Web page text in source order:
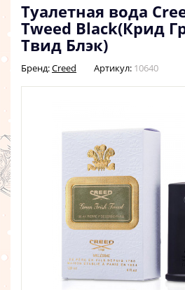
Туалетная вода
Tweed Black(Крид
Твид Блэк)
Бренд:Creed Артикул: 10640